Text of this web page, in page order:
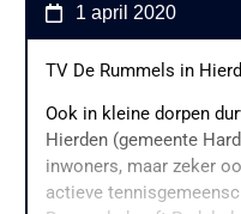
1 april 2020
TV De Rummels in
Ook in kleine dorpen
Hierden (gemeente
inwoners, maar zeker
actieve